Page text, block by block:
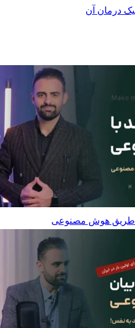
طریق هوش مصنوعی